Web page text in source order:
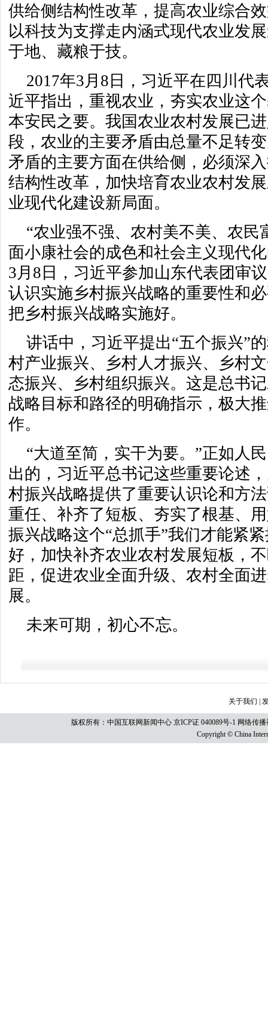
供给侧结构性改革，提高农业综合
以科技为支撑走内涵式现代农业发
于地、藏粮于技。
2017年3月8日，习近平在四川代
近平指出，重视农业，夯实农业这
本安民之要。我国农业农村发展已
段，农业的主要矛盾由总量不足转
矛盾的主要方面在供给侧，必须深
结构性改革，加快培育农业农村发
业现代化建设新局面。
“农业强不强、农村美不美、农民
面小康社会的成色和社会主义现代
3月8日，习近平参加山东代表团审
认识实施乡村振兴战略的重要性和
把乡村振兴战略实施好。
讲话中，习近平提出“五个振兴”
村产业振兴、乡村人才振兴、乡村
态振兴、乡村组织振兴。这是总书
战略目标和路径的明确指示，极大
作。
“大道至简，实干为要。”正如人
出的，习近平总书记这些重要论述
村振兴战略提供了重要认识论和方
重任、补齐了短板、夯实了根基、
振兴战略这个“总抓手”我们才能紧
好，加快补齐农业农村发展短板，
距，促进农业全面升级、农村全面
展。
未来可期，初心不忘。